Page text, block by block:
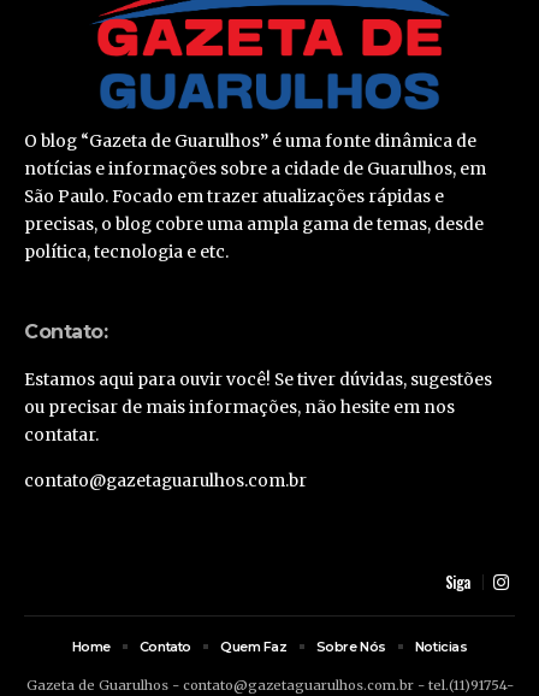
O blog “Gazeta de Guarulhos” é uma fonte dinâmica de
notícias e informações sobre a cidade de Guarulhos, em
São Paulo. Focado em trazer atualizações rápidas e
precisas, o blog cobre uma ampla gama de temas, desde
política, tecnologia e etc.
Contato:
Estamos aqui para ouvir você! Se tiver dúvidas, sugestões
ou precisar de mais informações, não hesite em nos
contatar.
contato@gazetaguarulhos.com.br
Siga
Gazeta de Guarulhos - contato@gazetaguarulhos.com.br- tel.(11)91754-
Home Contato Quem Faz Sobre Nós Noticias